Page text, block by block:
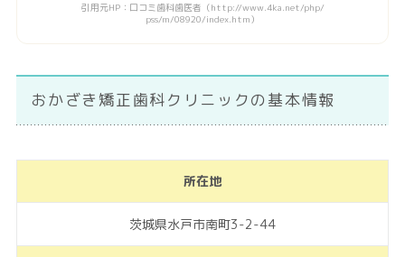
引用元HP：口コミ歯科歯医者（http://www.4ka.net/php/
pss/m/08920/index.htm）
おかざき矯正歯科クリニックの基本情報
所在地
茨城県水戸市南町3-2-44